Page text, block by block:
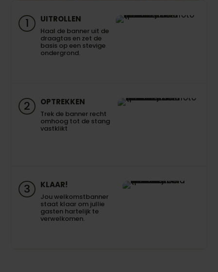
1 UITROLLEN
Haal de banner uit de
draagtas en zet de
basis op een stevige
ondergrond.
2 OPTREKKEN
Trek de banner recht
omhoog tot de stang
vastklikt
3 KLAAR!
Jou welkomstbanner
staat klaar om jullie
gasten hartelijk te
verwelkomen.